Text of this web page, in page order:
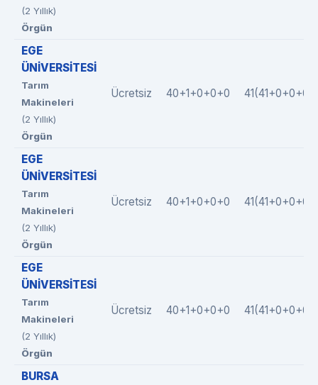
(2 Yıllık)
Örgün
EGE
ÜNİVERSİTESİ
Tarım
Makineleri
(2 Yıllık)
Örgün
Ücretsiz 40+1+0+0+0
EGE
ÜNİVERSİTESİ
Tarım
Makineleri
(2 Yıllık)
Örgün
Ücretsiz 40+1+0+0+0
EGE
ÜNİVERSİTESİ
Tarım
Makineleri
(2 Yıllık)
Örgün
Ücretsiz 40+1+0+0+0
BURSA